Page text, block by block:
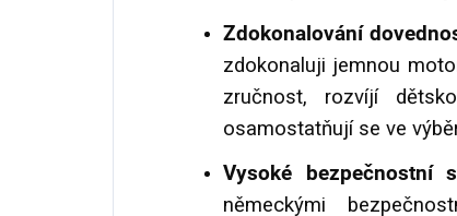
Zdokonalování
zdokonaluji jemnou
zručnost, rozvíjí
osamostatňují se ve
Vysoké bezpečnostní
německými